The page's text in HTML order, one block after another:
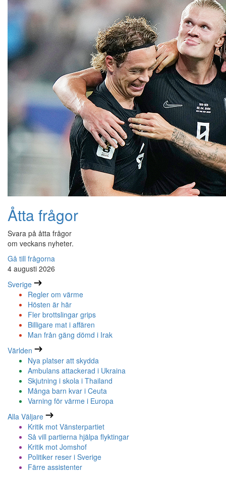
Åtta frågor
Svara på åtta frågor
om veckans nyheter.
Gå till frågorna
4 augusti 2026
Sverige
Regler om värme
Hösten är här
Fler brottslingar grips
Billigare mat i affären
Man från gäng dömd i Irak
Världen
Nya platser att skydda
Ambulans attackerad i Ukraina
Skjutning i skola i Thailand
Många barn kvar i Ceuta
Varning för värme i Europa
Alla Väljare
Kritik mot Vänsterpartiet
Så vill partierna hjälpa flyktingar
Kritik mot Jomshof
Politiker reser i Sverige
Färre assistenter